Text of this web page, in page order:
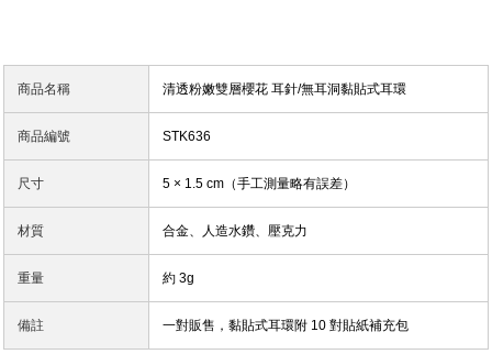
商品名稱 清透粉嫩雙層櫻花 耳針/無耳洞黏貼式耳環
商品編號 STK636
尺寸 5 × 1.5 cm（手工測量略有誤差）
材質 合金、人造水鑽、壓克力
重量 約 3g
備註 一對販售，黏貼式耳環附 10 對貼紙補充包